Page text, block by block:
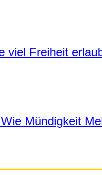
viel Freiheit
Mündigkeit